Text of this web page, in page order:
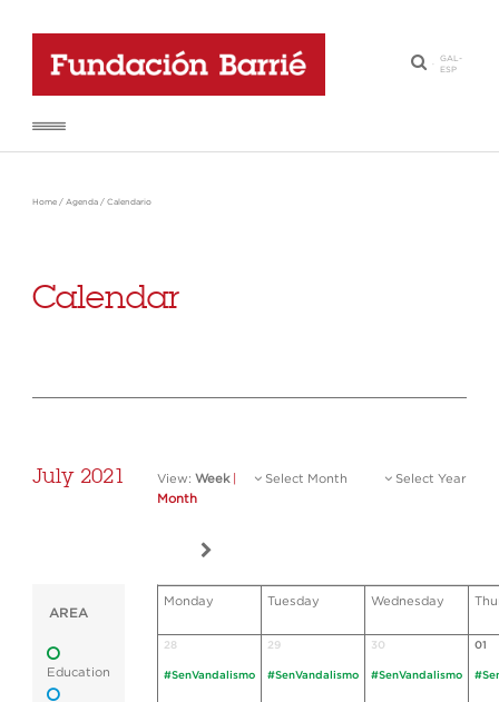
·
GAL-
ESP
Home / Agenda / Calendario
Calendar
July 2021 View: Week
Month
Select Month Select Year
AREA
Education
Monday Tuesday Wednesday
28
#SenVandalismo
29
#SenVandalismo
30
#SenVandalismo
01